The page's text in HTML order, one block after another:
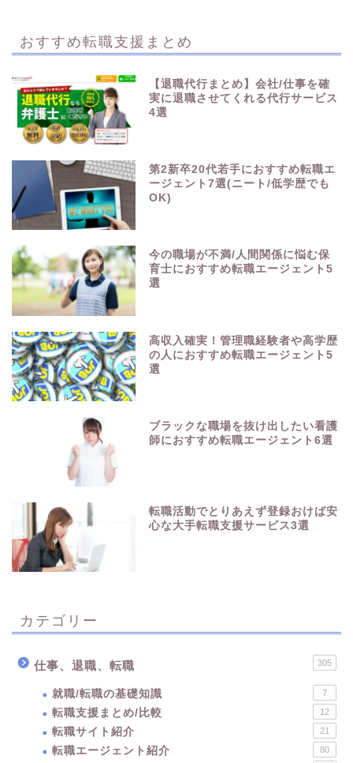
おすすめ転職支援まとめ
【退職代行まとめ】会社/仕事を確
実に退職させてくれる代行サービス
4選
第2新卒20代若手におすすめ転職エ
ージェント7選(ニート/低学歴でも
OK)
今の職場が不満/人間関係に悩む保
育士におすすめ転職エージェント5
選
高収入確実！管理職経験者や高学歴
の人におすすめ転職エージェント5
選
ブラックな職場を抜け出したい看護
師におすすめ転職エージェント6選
転職活動でとりあえず登録おけば安
心な大手転職支援サービス3選
カテゴリー
仕事、退職、転職 305
就職/転職の基礎知識 7
転職支援まとめ/比較 12
転職サイト紹介 21
転職エージェント紹介 80